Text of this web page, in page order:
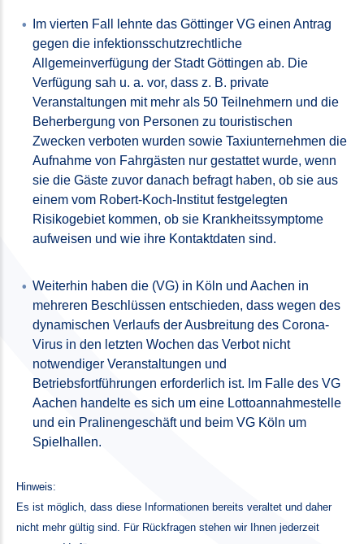
Im vierten Fall lehnte das Göttinger VG einen Antrag
gegen die infektionsschutzrechtliche
Allgemeinverfügung der Stadt Göttingen ab. Die
Verfügung sah u. a. vor, dass z. B. private
Veranstaltungen mit mehr als 50 Teilnehmern und die
Beherbergung von Personen zu touristischen
Zwecken verboten wurden sowie Taxiunternehmen die
Aufnahme von Fahrgästen nur gestattet wurde, wenn
sie die Gäste zuvor danach befragt haben, ob sie aus
einem vom Robert-Koch-Institut festgelegten
Risikogebiet kommen, ob sie Krankheitssymptome
aufweisen und wie ihre Kontaktdaten sind.
Weiterhin haben die (VG) in Köln und Aachen in
mehreren Beschlüssen entschieden, dass wegen des
dynamischen Verlaufs der Ausbreitung des Corona-
Virus in den letzten Wochen das Verbot nicht
notwendiger Veranstaltungen und
Betriebsfortführungen erforderlich ist. Im Falle des VG
Aachen handelte es sich um eine Lottoannahmestelle
und ein Pralinengeschäft und beim VG Köln um
Spielhallen.
Hinweis:
Es ist möglich, dass diese Informationen bereits veraltet und daher
nicht mehr gültig sind. Für Rückfragen stehen wir Ihnen jederzeit